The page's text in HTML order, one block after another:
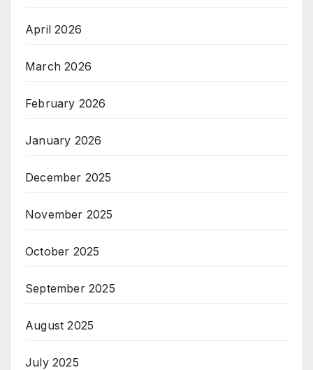
April 2026
March 2026
February 2026
January 2026
December 2025
November 2025
October 2025
September 2025
August 2025
July 2025